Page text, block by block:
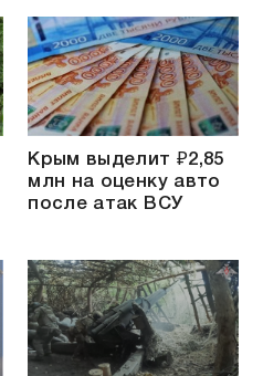
Крым выделит ₽2,85
млн на оценку авто
после атак ВСУ